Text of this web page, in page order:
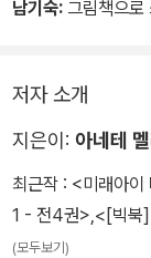
남기숙: 그림책으
저자 소개
지은이: 아네테 멜
최근작 : <미래아이
1 - 전4권>,<[빅북
(모두보기)